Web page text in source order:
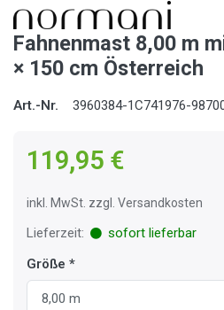
Fahnenmast 8,00 m
× 150 cm Österreich
Art.-Nr. 3960384-1C741976-
119,95 €
inkl. MwSt. zzgl. Versandkosten
Lieferzeit:
sofort lieferbar
Größe